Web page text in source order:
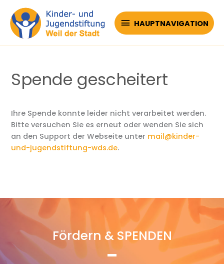
Inhalt
springen
HAUPTNAVIGATION
HAUPTNAVIGATION
Spende gescheitert
Ihre Spende konnte leider nicht verarbeitet werden.
Bitte versuchen Sie es erneut oder wenden Sie sich
an den Support der Webseite unter mail@kinder-
und-jugendstiftung-wds.de.
Fördern & SPENDEN